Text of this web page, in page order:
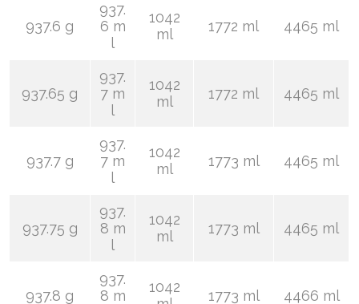
937.6 g
937.
6 m
l
1042
ml
1772 ml 4465 ml
937.65 g
937.
7 m
l
1042
ml
1772 ml 4465 ml
937.7 g
937.
7 m
l
1042
ml
1773 ml 4465 ml
937.75 g
937.
8 m
l
1042
ml
1773 ml 4465 ml
937.8 g
937.
8 m
1042
1773 ml 4466 ml